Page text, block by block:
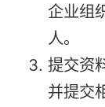
企业组
人。
提交资
并提交